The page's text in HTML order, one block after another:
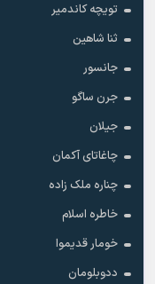
تویچه کاندمیر
ثنا شاهین
جانسور
جرن ساگو
جیلان
چاغاتای آکمان
چناره ملک زاده
خاطره اسلام
خومار قدیموا
ددوبلومان